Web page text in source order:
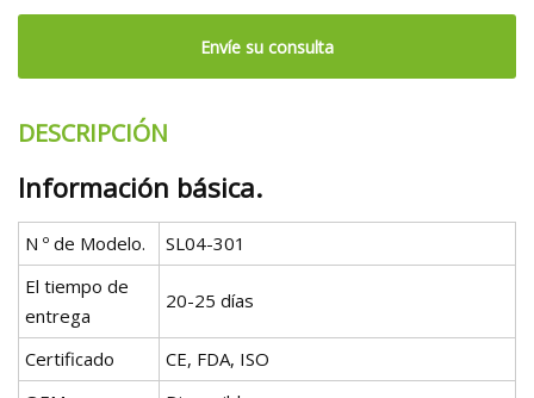
Envíe su consulta
DESCRIPCIÓN
Información básica.
N º de Modelo.
SL04-301
El tiempo de
entrega
20-25 días
Certificado
CE, FDA, ISO